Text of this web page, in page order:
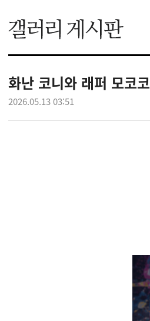
화난 코니와 래퍼 모코코
2026.05.13 03:51